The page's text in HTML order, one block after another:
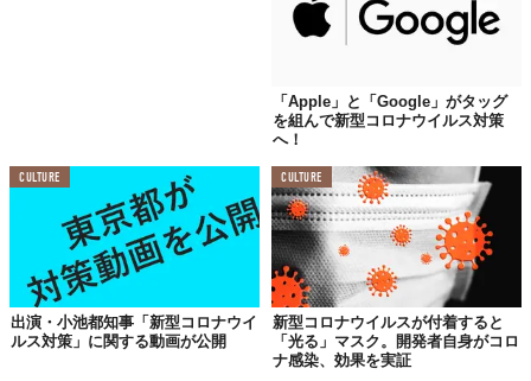
©Stefania Esposito / Renato Tata
Top image: ©
Stefania Esposito / Renato Tata
TABI LABO
この世界は、もっと広いはずだ。
「Apple」と「Google」がタッグ
を組んで新型コロナウイルス対策
へ！
CULTURE
出演・小池都知事「新型コロナウイ
ルス対策」に関する動画が公開
CULTURE
新型コロナウイルスが付着すると
「光る」マスク。開発者自身がコロ
ナ感染、効果を実証